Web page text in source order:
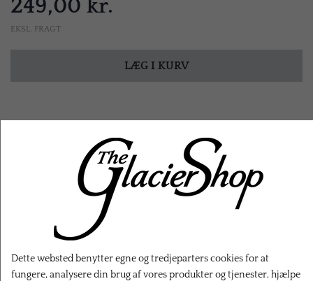
249,00 kr.
EKSL. FRAGT
LÆG I KURV
RELATEREDE PRODUKTER
Dette websted benytter egne og tredjeparters cookies for at
fungere, analysere din brug af vores produkter og tjenester, hjælpe